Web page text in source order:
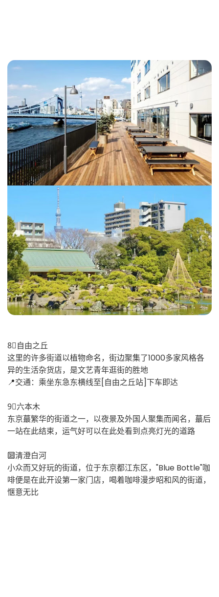
8⃣️自由之丘
这里的许多街道以植物命名，街边聚集了1000多家风格各
异的生活杂货店，是文艺青年逛街的胜地
📍交通：乘坐东急东横线至[自由之丘站]下车即达
9⃣️六本木
东京蕞繁华的街道之一，以夜景及外国人聚集而闻名，蕞后
一站在此结束，运气好可以在此处看到点亮灯光的道路
🔟清澄白河
小众而又好玩的街道，位于东京都江东区，"Blue Bottle"咖
啡便是在此开设第一家门店，喝着咖啡漫步昭和风的街道，
惬意无比